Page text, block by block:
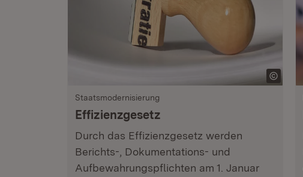
Staatsmodernisierung
Effizienzgesetz
Durch das Effizienzgesetz werden
Berichts-, Dokumentations- und
Aufbewahrungspflichten am 1. Januar